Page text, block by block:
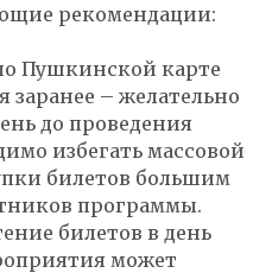
рекомендации:
Пушкинской карте
заранее – желательно
до проведения
избегать массовой
билетов большим
программы.
билетов в день
может